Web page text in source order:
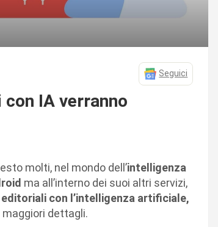
Seguici
IA verranno
molti, nel mondo dell’intelligenza
ma all’interno dei suoi altri servizi,
con l’intelligenza artificiale,
maggiori dettagli.